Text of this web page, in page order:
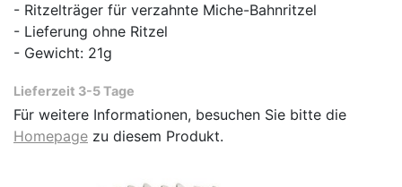
- Ritzelträger für verzahnte Miche-Bahnritzel
- Lieferung ohne Ritzel
- Gewicht: 21g
Lieferzeit 3-5 Tage
Für weitere Informationen, besuchen Sie bitte die
Homepage zu diesem Produkt.